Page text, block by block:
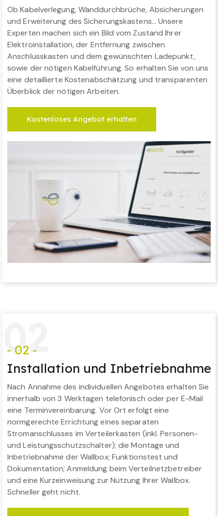
Ob Kabelverlegung, Wanddurchbrüche, Absicherungen
und Erweiterung des Sicherungskastens… Unsere
Experten machen sich ein Bild vom Zustand Ihrer
Elektroinstallation, der Entfernung zwischen
Anschlusskasten und dem gewünschten Ladepunkt,
sowie der nötigen Kabelführung. So erhalten Sie von uns
eine detaillierte Kostenabschätzung und transparenten
Überblick der nötigen Arbeiten.
Kostenloses Angebot erhalten
02
- 02 -
Installation und Inbetriebnahme
Nach Annahme des individuellen Angebotes erhalten Sie
innerhalb von 3 Werktagen telefonisch oder per E-Mail
eine Terminvereinbarung. Vor Ort erfolgt eine
normgerechte Errichtung eines separaten
Stromanschlusses im Verteilerkasten (inkl. Personen-
und Leistungsschutzschalter); die Montage und
Inbetriebnahme der Wallbox; Funktionstest und
Dokumentation; Anmeldung beim Verteilnetzbetreiber
und eine Kurzeinweisung zur Nutzung Ihrer Wallbox.
Schneller geht nicht.